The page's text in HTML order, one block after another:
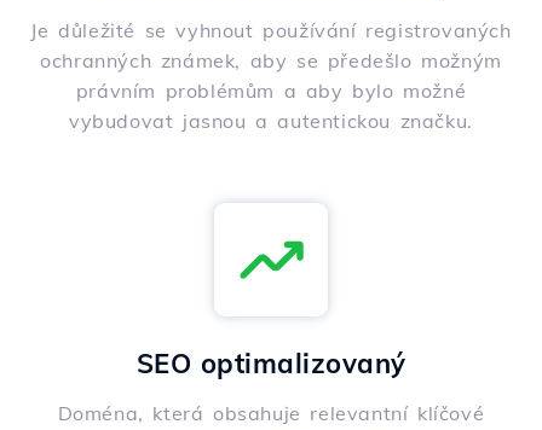
Je důležité se vyhnout používání registrovaných
ochranných známek, aby se předešlo možným
právním problémům a aby bylo možné
vybudovat jasnou a autentickou značku.
SEO optimalizovaný
Doména, která obsahuje relevantní klíčové